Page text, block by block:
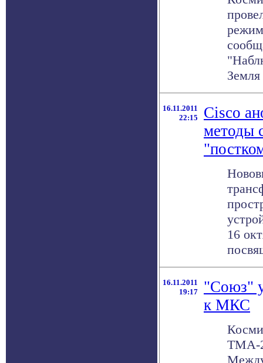
16.11.2011
22:15
Cisco
методы
16
16.11.2011
19:17
"Союз"
к МКС
ТМА-